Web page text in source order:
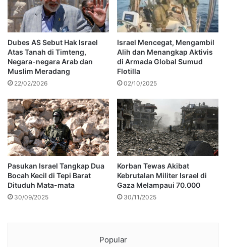
Dubes AS Sebut Hak Israel
Atas Tanah di Timteng,
Negara-negara Arab dan
Muslim Meradang
22/02/2026
Israel Mencegat, Mengambil
Alih dan Menangkap Aktivis
di Armada Global Sumud
Flotilla
02/10/2025
Pasukan Israel Tangkap Dua
Bocah Kecil di Tepi Barat
Dituduh Mata-mata
30/09/2025
Korban Tewas Akibat
Kebrutalan Militer Israel di
Gaza Melampaui 70.000
30/11/2025
Popular